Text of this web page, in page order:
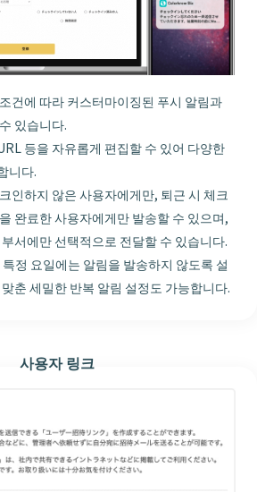
건에 따라 커스터마이징된 푸시 알림과
있습니다.
등을 자유롭게 편집할 수 있어 다양한
니다.
인하지 않은 사용자에게만, 퇴근 시 체크
완료한 사용자에게만 발송할 수 있으며,
서에만 선택적으로 전달할 수 있습니다.
정 요일에는 알림을 발송하지 않도록 설
춘 세밀한 반복 알림 설정도 가능합니다.
사용자 링크